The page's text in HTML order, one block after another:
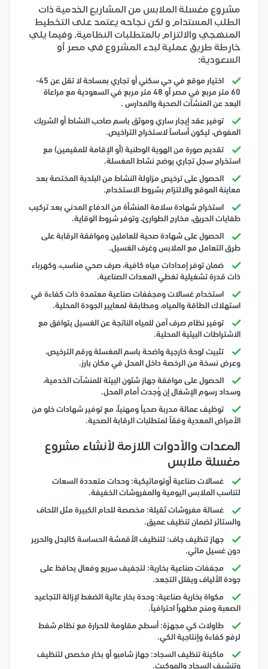
مشروع مغسلة الملابس من المشاريع الخدمية ذات
الطلب المستدام و لكن نجاحه يعتمد على التخطيط
المنهجي والالتزام بالمتطلبات النظامية. وفيما يلي
خارطة طريق عملية لبدء المشروع في مصر أو
السعودية:
اختيار موقع في حي سكني أو تجاري بمساحة لا تقل عن 45-
60 متر مربع في مصر أو 48 متر مربع في السعودية مع مراعاة
البعد عن المنشآت الصحية والمدارس .
توفير عقد إيجار ساري وموثق باسم صاحب النشاط أو الشريك
المفوض، ليكون أساساً لاستخراج التراخيص.
تقديم صورة من الهوية الوطنية (أو الإقامة للمقيمين) مع
استخراج سجل تجاري يوضح نشاط المغسلة.
الحصول على ترخيص مزاولة النشاط من البلدية المختصة بعد
معاينة الموقع والالتزام بشروط الاستخدام.
استخراج شهادة سلامة المنشأة من الدفاع المدني بعد تركيب
طفايات الحريق، مخارج الطوارئ، وتوفر شروط الوقاية.
الحصول على شهادة صحية للعاملين وموافقة الرقابة على
طرق التعامل مع الملابس وغرف الغسيل.
ضمان توفر إمدادات مياه كافية، صرف صحي مناسب، وكهرباء
ذات قدرة تشغيلية تغطي المعدات الصناعية.
استخدام غسالات ومجففات صناعية معتمدة ذات كفاءة في
استهلاك الطاقة والمياه، ومطابقة لمعايير الجودة المحلية.
توفير نظام صرف آمن للمياه الناتجة عن الغسيل يتوافق مع
الاشتراطات البيئية المحلية.
تثبيت لوحة خارجية واضحة باسم المغسلة ورقم الترخيص،
وعرض نسخة من الرخصة داخل المحل في مكان بارز.
الحصول على موافقة جهاز شئون البيئة للمنشآت الخدمية،
وسداد رسوم الإشغال إن وُجدت أمام المحل.
توظيف عمالة مدربة صحياً ومهنياً، مع توفير شهادات خلو من
الأمراض المعدية وفقاً لمتطلبات الرقابة الصحية.
المعدات والأدوات اللازمة لأنشاء مشروع
مغسلة ملابس
غسالات صناعية أوتوماتيكية: وحدات متعددة السعات
لتناسب الملابس اليومية والمفروشات الخفيفة.
غسالة مفروشات ثقيلة: مخصصة للحام الكبيرة مثل اللحاف
والستائر لضمان تنظيف عميق.
جهاز تنظيف جاف: لتنظيف الأقمشة الحساسة كالبدل والحرير
دون غسيل مائي.
مجففات صناعية بخارية: لتجفيف سريع وفعال يحافظ على
جودة الألياف ويقلل التجعد.
مكواة بخارية صناعية: وحدة بخار عالية الضغط لإزالة التجاعيد
الصعبة ومنح مظهراً احترافياً.
طاولات كي مجهزة: أسطح مقاومة للحرارة مع نظام شفط
لرفع كفاءة وإنتاجية الكي.
ماكينة تنظيف السجاد: جهاز شامبو أو بخار مخصص لتنظيف
وتنشيف السجاد والموكيت.